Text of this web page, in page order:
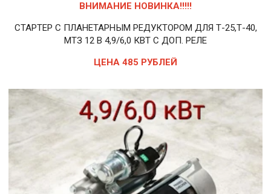
ВНИМАНИЕ НОВИНКА!!!!!
СТАРТЕР С ПЛАНЕТАРНЫМ РЕДУКТОРОМ ДЛЯ Т-25,Т-40,
МТЗ 12 В 4,9/6,0 КВТ С ДОП. РЕЛЕ
ЦЕНА 485 РУБЛЕЙ